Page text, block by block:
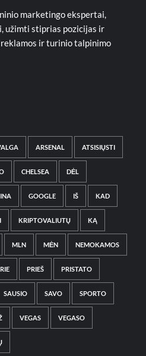
marketingo ekspertai,
užimti stiprias pozicijas ir
ir turinio talpinimo
ARSENAL ATSISIŲSTI
CHELSEA DĖL
GOOGLE IŠ KAD
KRIPTOVALIUTŲ KĄ
MLN MĖN NEMOKAMOS
PRIEŠ PRISTATO
SAUSIO SAVO SPORTO
VEGAS VEGASO